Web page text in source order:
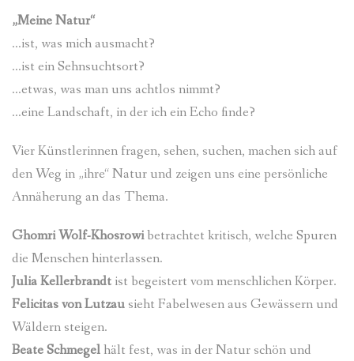
„Meine Natur“
…ist, was mich ausmacht?
…ist ein Sehnsuchtsort?
…etwas, was man uns achtlos nimmt?
…eine Landschaft, in der ich ein Echo finde?
Vier Künstlerinnen fragen, sehen, suchen, machen sich auf
den Weg in „ihre“ Natur und zeigen uns eine persönliche
Annäherung an das Thema.
Ghomri Wolf-Khosrowibetrachtet kritisch, welche Spuren
die Menschen hinterlassen.
Julia Kellerbrandt ist begeistert vom menschlichen Körper.
Felicitas von Lutzau sieht Fabelwesen aus Gewässern und
Wäldern steigen.
Beate Schmegelhält fest, was in der Natur schön und